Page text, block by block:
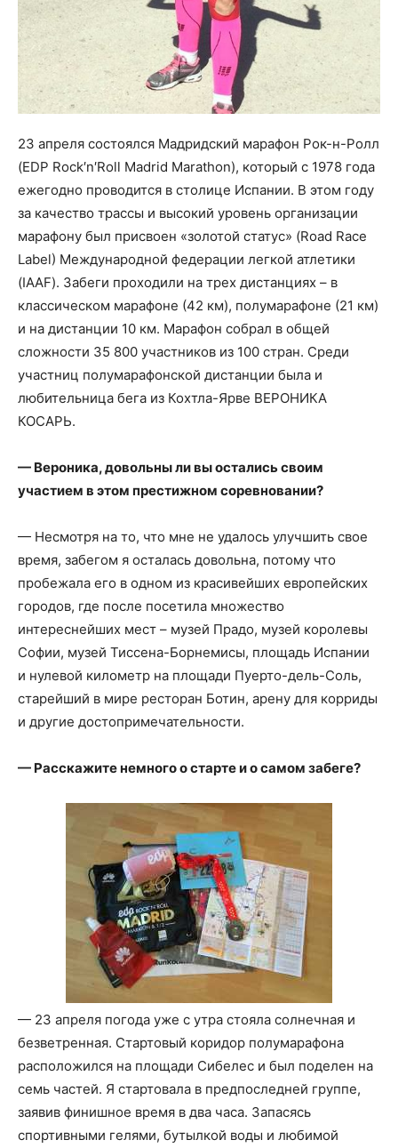
23 апреля состоялся Мадридский марафон Рок-н-Ролл
(EDP Rock­′n′Roll Madrid Marathon), который с 1978 года
ежегодно проводится в столице Испании. В этом году
за качество трассы и высокий уровень организации
марафону был присвоен «золотой статус» (Road Race
Label) Международной федерации легкой атлетики
(IAAF). Забеги проходили на трех дистанциях – в
классическом марафоне (42 км), полумарафоне (21 км)
и на дистанции 10 км. Марафон собрал в общей
сложности 35 800 участников из 100 стран. Среди
участниц полумарафонской дистанции была и
любительница бега из Кохтла-Ярве ВЕРОНИКА
КОСАРЬ.
— Вероника, довольны ли вы остались своим
участием в этом престижном соревновании?
— Несмотря на то, что мне не удалось улучшить свое
время, забегом я осталась довольна, потому что
пробежала его в одном из красивейших европейских
городов, где после посетила множество
интереснейших мест – музей Прадо, музей королевы
Софии, музей Тиссена-Борнемисы, площадь Испании
и нулевой километр на площади Пуерто-дель-Соль,
старейший в мире ресторан Ботин, арену для корриды
и другие достопримечательности.
— Расскажите немного о старте и о самом забеге?
— 23 апреля погода уже с утра стояла солнечная и
безветренная. Стартовый коридор полумарафона
расположился на площади Сибелес и был поделен на
семь частей. Я стартовала в предпоследней группе,
заявив финишное время в два часа. Запасясь
спортивными гелями, бутылкой воды и любимой